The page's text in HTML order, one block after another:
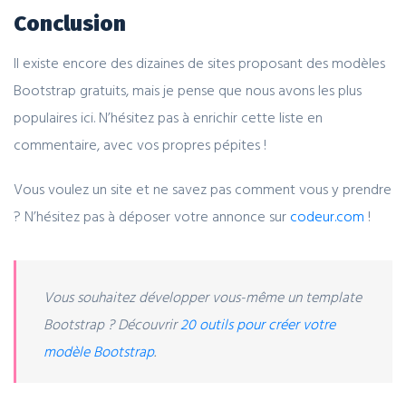
Conclusion
Il existe encore des dizaines de sites proposant des modèles
Bootstrap gratuits, mais je pense que nous avons les plus
populaires ici. N’hésitez pas à enrichir cette liste en
commentaire, avec vos propres pépites !
Vous voulez un site et ne savez pas comment vous y prendre
? N’hésitez pas à déposer votre annonce sur codeur.com !
Vous souhaitez développer vous-même un template
Bootstrap ? Découvrir20 outils pour créer votre
modèle Bootstrap.